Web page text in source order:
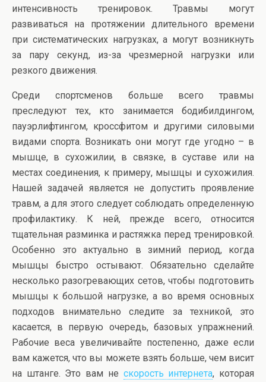
интенсивность тренировок. Травмы могут
развиваться на протяжении длительного времени
при систематических нагрузках, а могут возникнуть
за пару секунд, из-за чрезмерной нагрузки или
резкого движения.
Среди спортсменов больше всего травмы
преследуют тех, кто занимается бодибилдингом,
пауэрлифтингом, кроссфитом и другими силовыми
видами спорта. Возникать они могут где угодно – в
мышце, в сухожилии, в связке, в суставе или на
местах соединения, к примеру, мышцы и сухожилия.
Нашей задачей является не допустить проявление
травм, а для этого следует соблюдать определенную
профилактику. К ней, прежде всего, относится
тщательная разминка и растяжка перед тренировкой.
Особенно это актуально в зимний период, когда
мышцы быстро остывают. Обязательно сделайте
несколько разогревающих сетов, чтобы подготовить
мышцы к большой нагрузке, а во время основных
подходов внимательно следите за техникой, это
касается, в первую очередь, базовых упражнений.
Рабочие веса увеличивайте постепенно, даже если
вам кажется, что вы можете взять больше, чем висит
на штанге. Это вам не скорость интернета, которая